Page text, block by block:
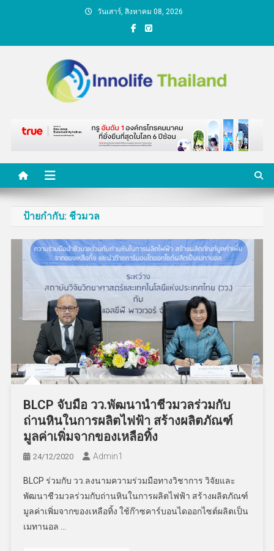
วันเสาร์, สิงหาคม 08, 2026
คนกับความคิด ชีวิตกับ
นวัตกรรม
ป้ายกำกับ: ชีวมวล
BLCP จับมือ วว.พัฒนานำชีวมวลร่วมกับ
ถ่านหินในการผลิตไฟฟ้า สร้างผลิตภัณฑ์
มูลค่าเพิ่มจากของเหลือทิ้ง
24/12/2020 Admin​1
BLCP ร่วมกับ วว.ลงนามความร่วมมือทางวิชาการ วิจัยและ
พัฒนาชีวมวลร่วมกับถ่านหินในการผลิตไฟฟ้า สร้างผลิตภัณฑ์
มูลค่าเพิ่มจากของเหลือทิ้ง ใช้ก๊าซคาร์บอนไดออกไซต์ผลิตเป็น
เมทานอล …